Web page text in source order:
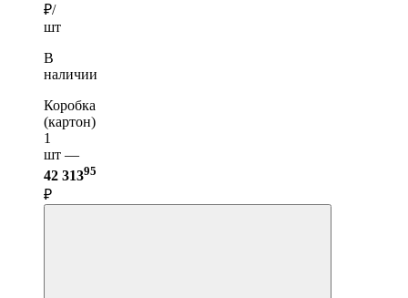
₽/
шт
В
наличии
Коробка
(картон)
1
шт —
42 31395
₽